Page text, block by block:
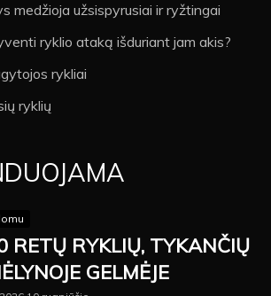
medžioja užsispyrusiai ir ryžtingai
ryklio ataką išduriant jam akis?
rykliai
ryklių
RETŲ RYKLIŲ, TYKANČIŲ
GELMĖJE